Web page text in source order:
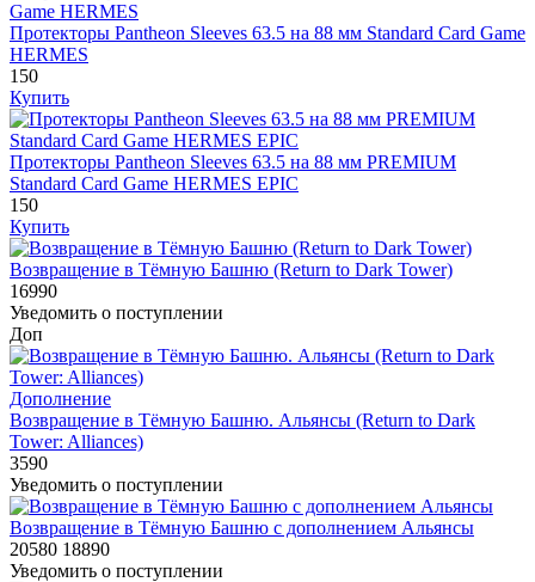
Протекторы Pantheon Sleeves 63.5 на 88 мм Standard Card Game
HERMES
150
Купить
Протекторы Pantheon Sleeves 63.5 на 88 мм PREMIUM
Standard Card Game HERMES EPIC
150
Купить
Возвращение в Тёмную Башню (Return to Dark Tower)
16990
Уведомить о поступлении
Доп
Дополнение
Возвращение в Тёмную Башню. Альянсы (Return to Dark
Tower: Alliances)
3590
Уведомить о поступлении
Возвращение в Тёмную Башню с дополнением Альянсы
20580 18890
Уведомить о поступлении